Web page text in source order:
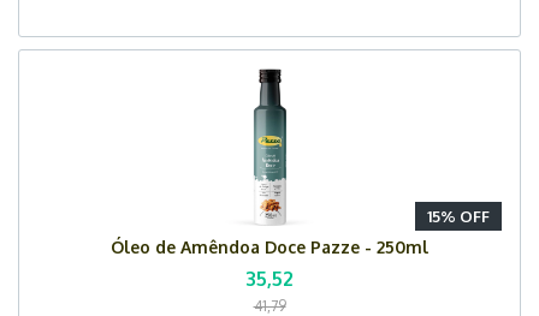
15% OFF
Óleo de Amêndoa Doce Pazze - 250ml
35,52
41,79